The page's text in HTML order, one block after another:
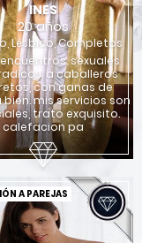
INES
20 años
Lésbico, Completos
sexuales
a caballeros
con ganas de
mis servicios son
trato exquisito.
calefacion pa
A PAREJAS